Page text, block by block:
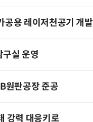
공용 레이저천공기 개발
구실 운영
원판공장 준공
강력 대응키로